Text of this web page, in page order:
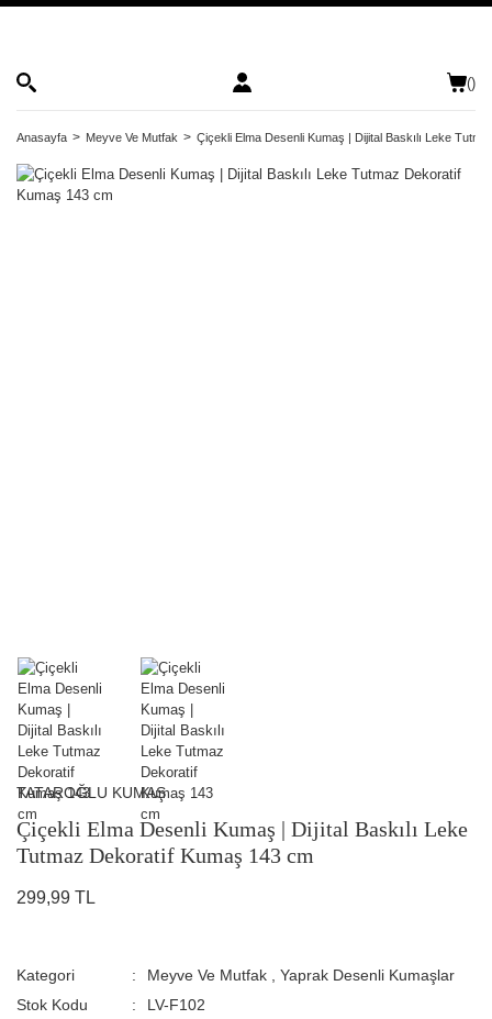
()
Anasayfa Meyve Ve Mutfak Çiçekli Elma Desenli Kumaş | Dijital Baskılı Leke
TATAROĞLU KUMAŞ
Çiçekli Elma Desenli Kumaş | Dijital Baskılı Leke
Tutmaz Dekoratif Kumaş 143 cm
299,99 TL
Kategori Meyve Ve Mutfak
Yaprak Desenli Kumaşlar
Stok Kodu
LV-F102